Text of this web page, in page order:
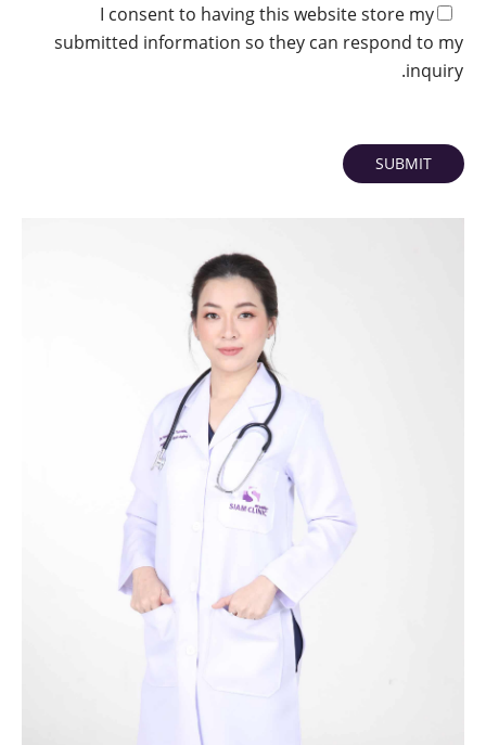
I consent to having this website store my
submitted information so they can respond to my
inquiry.
SUBMIT